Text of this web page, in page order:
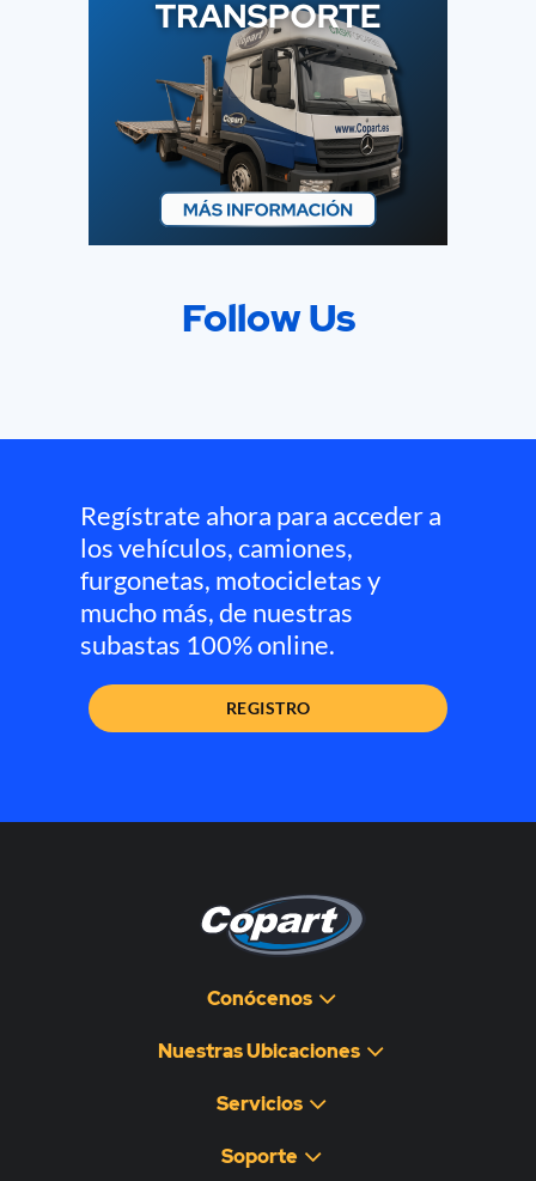
Follow Us
Regístrate ahora para acceder a
los vehículos, camiones,
furgonetas, motocicletas y
mucho más, de nuestras
subastas 100% online.
REGISTRO
Conócenos
Nuestras Ubicaciones
Servicios
Soporte